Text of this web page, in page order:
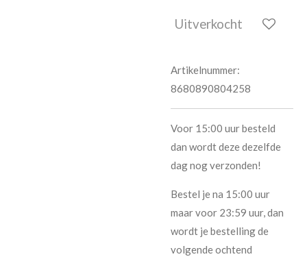
Uitverkocht
Artikelnummer:
8680890804258
Voor 15:00 uur besteld
dan wordt deze dezelfde
dag nog verzonden!
Bestel je na 15:00 uur
maar voor 23:59 uur, dan
wordt je bestelling de
volgende ochtend